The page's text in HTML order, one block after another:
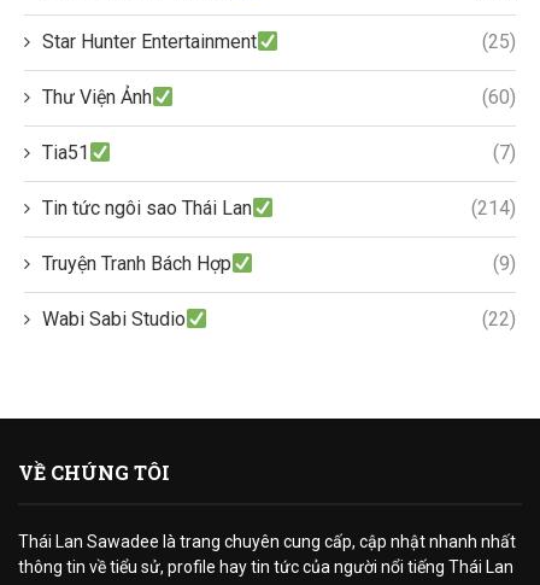
Star Hunter Entertainment (25)
Thư Viện Ảnh (60)
Tia51 (7)
Tin tức ngôi sao Thái Lan (214)
Truyện Tranh Bách Hợp (9)
Wabi Sabi Studio (22)
VỀ CHÚNG TÔI
Thái Lan Sawadee là trang chuyên cung cấp, cập nhật nhanh nhất
thông tin về tiểu sử, profile hay tin tức của người nổi tiếng Thái Lan